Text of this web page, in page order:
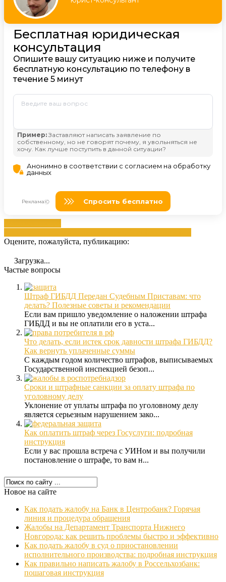
Оцените, пожалуйста, публикацию:
Загрузка...
Частые вопросы
Штраф ГИБДД Передан Судебным Приставам: что
делать? Полезные советы и рекомендации
Если вам пришло уведомление о наложении штрафа
ГИБДД и вы не оплатили его в уста...
Что делать, если истек срок давности штрафа ГИБДД?
Как вернуть уплаченные суммы
С каждым годом количество штрафов, выписываемых
Государственной инспекцией безоп...
Сроки и штрафные санкции за оплату штрафа по
уголовному делу
Уклонение от уплаты штрафа по уголовному делу
является серьезным нарушением зако...
Как оплатить штраф через Госуслуги: подробная
инструкция
Если у вас прошла встреча с УИНом и вы получили
постановление о штрафе, то вам н...
Новое на сайте
Как подать жалобу на Банк в Центробанк? Горячая
линия и процедура обращения
Жалобы на Департамент Транспорта Нижнего
Новгорода: как решить проблемы быстро и эффективно
Как подать жалобу в суд о приостановлении
исполнительного производства: подробная инструкция
Как правильно написать жалобу в Россельхозбанк:
пошаговая инструкция